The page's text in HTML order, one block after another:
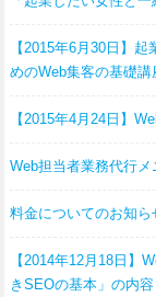
【2015年6月30日】
めのWeb集客の基礎講
【2015年4月24日】
Web担当者業務代行
料金についてのお知ら
【2014年12月18日】
きSEOの基本」の内容